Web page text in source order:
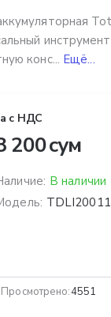
конс... Ещё...
с НДС
200 сум
В наличии
TDLI20011
Просмотрено:4551